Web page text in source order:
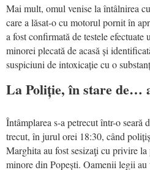
Mai mult, omul venise la întâlnirea
care a lăsat-o cu motorul pornit în
a fost confirmată de testele
minorei plecată de acasă și
suspiciuni de intoxicație cu o
La Poliție, în stare de…
Întâmplarea s-a petrecut într-o seară
trecut, în jurul orei 18:30, când
Marghita au fost sesizaţi cu privire la
minore din Popești. Oamenii legii au